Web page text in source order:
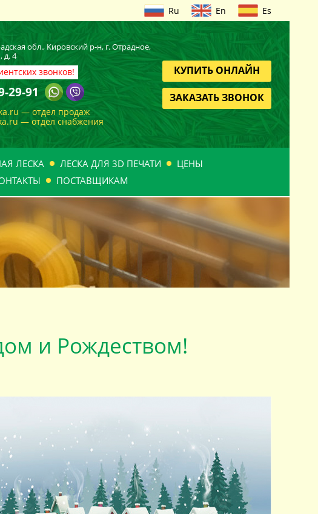
Ru En Es
обл., Кировскийр-н, г. Отрадное,
д. 4
звонков!
29-91
— отдел продаж
— отдел снабжения
КУПИТЬ ОНЛАЙН
ЗАКАЗАТЬ ЗВОНОК
ЛЕСКА ЛЕСКА ДЛЯ 3D ПЕЧАТИ
ЦЕНЫ
ПОСТАВЩИКАМ
и Рождеством!